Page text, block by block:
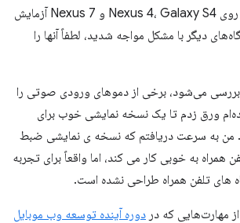
ها هستیم. من شخصاً روی Nexus 4، Galaxy S4 و Nexus 7 آزمایش
دیگر با مشکل مواجه شدید، لطفاً آنها را
می‌شود، برخی از دموهای ورودی صوتی را
ورق زدم تا یک نسخه نمایشی خوب برای
من به سرعت دریافتم که نسخه ی نمایشی ضبط
همراه به خوبی کار می کند، اما واقعاً برای تجربه
های تلفن همراه طراحی نشده است.
مهارت‌هایی که در دوره آینده توسعه وب موبایل